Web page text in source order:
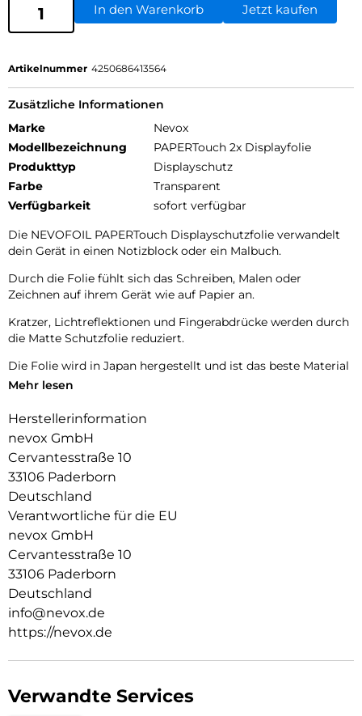
In den Warenkorb Jetzt kaufen
Artikelnummer 4250686413564
Zusätzliche Informationen
Marke
Nevox
Modellbezeichnung
PAPERTouch 2x Displayfolie
Produkttyp
Displayschutz
Farbe
Transparent
Verfügbarkeit
sofort verfügbar
Die NEVOFOIL PAPERTouch Displayschutzfolie verwandelt
dein Gerät in einen Notizblock oder ein Malbuch.
Durch die Folie fühlt sich das Schreiben, Malen oder
Zeichnen auf ihrem Gerät wie auf Papier an.
Kratzer, Lichtreflektionen und Fingerabdrücke werden durch
die Matte Schutzfolie reduziert.
Die Folie wird in Japan hergestellt und ist das beste Material
welches man verwenden kann.
iPad Air 13″ M3 (2025)
iPad Air 13″ M2 (2024)
Das Set besteht aus:
2x PAPERTouch Schutzfolie
2x Reinigungs- und Montageset (2x Baumwolltuch, 2x
Reinigungstücher, 2x Positionierungssticker, 2x Staubsticker
Mehr lesen
Herstellerinformation
nevox GmbH
Cervantesstraße 10
33106 Paderborn
Deutschland
Verantwortliche für die EU
nevox GmbH
Cervantesstraße 10
33106 Paderborn
Deutschland
info@nevox.de
https://nevox.de
Verwandte Services